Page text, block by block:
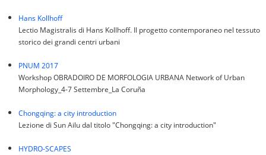
Hans Kollhoff
Lectio Magistralis di Hans Kollhoff. Il progetto contemporaneo nel tessuto
storico dei grandi centri urbani
PNUM 2017
Workshop OBRADOIRO DE MORFOLOGIA URBANA Network of Urban
Morphology_4-7 Settembre_La Coruña
Chongqing: a city introduction
Lezione di Sun Ailu dal titolo "Chongqing: a city introduction"
HYDRO-SCAPES